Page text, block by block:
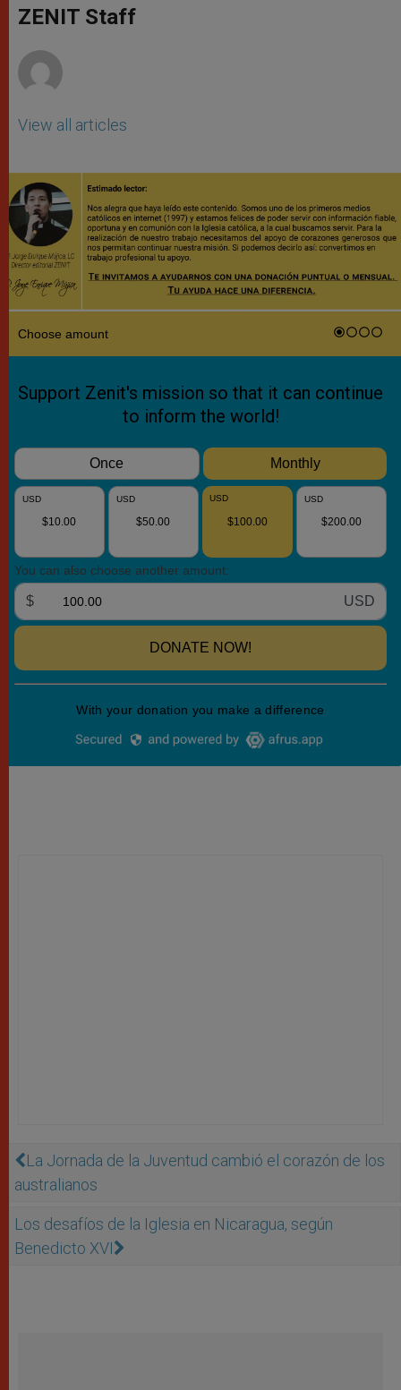
p
p
g
e
o
k
ZENIT Staff
View all articles
La Jornada de la Juventud cambió el corazón de los
australianos
Los desafíos de la Iglesia en Nicaragua, según
Benedicto XVI